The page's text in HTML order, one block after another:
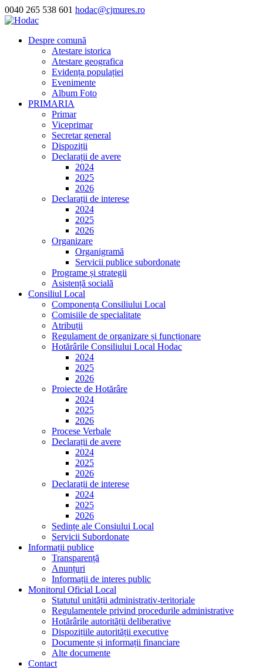
0040 265 538 601 hodac@cjmures.ro
Despre comună
Atestare istorica
Atestare geografica
Evidența populației
Evenimente
Album Foto
PRIMARIA
Primar
Viceprimar
Secretar general
Dispoziții
Declarații de avere
2024
2025
2026
Declarații de interese
2024
2025
2026
Organizare
Organigramă
Servicii publice subordonate
Programe și strategii
Asistență socială
Consiliul Local
Componența Consiliului Local
Comisiile de specialitate
Atribuții
Regulament de organizare și funcționare
Hotărârile Consiliului Local Hodac
2024
2025
2026
Proiecte de Hotărâre
2024
2025
2026
Procese Verbale
Declarații de avere
2024
2025
2026
Declarații de interese
2024
2025
2026
Sedințe ale Consiului Local
Servicii Subordonate
Informații publice
Transparență
Anunțuri
Informații de interes public
Monitorul Oficial Local
Statutul unității administrativ-teritoriale
Regulamentele privind procedurile administrative
Hotărârile autorității deliberative
Dispozițiile autorității executive
Documente și informații financiare
Alte documente
Contact